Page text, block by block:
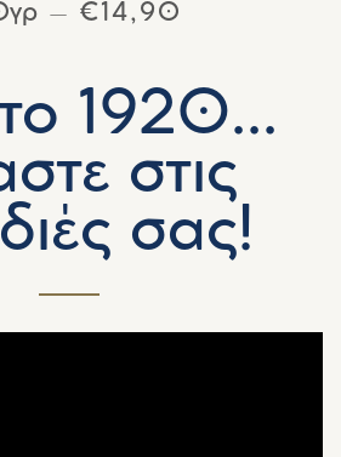
— ΚΑΝΟΝΙΚΉ ΤΙΜΉ
€14,90
1920...
στις
σας!